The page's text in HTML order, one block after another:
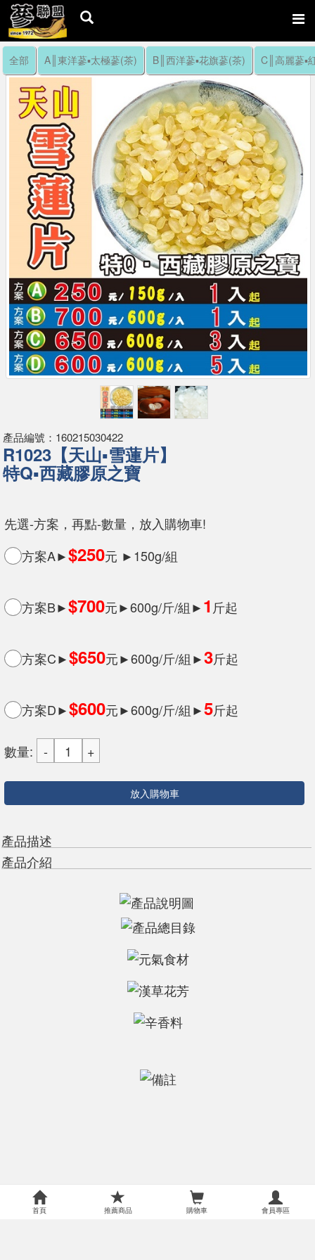
全部 A║東洋蔘▪太極蔘(茶) B║西洋蔘▪花旗蔘(茶) C║高麗蔘▪
產品編號：160215030422
R1023【天山▪雪蓮片】
特Q▪西藏膠原之寶
先選-方案，再點-數量，放入購物車!
方案A►$250元 ►150g/組
方案B►$700元►600g/斤/組►1 斤起
方案C►$650元►600g/斤/組►3斤起
方案D►$600元►600g/斤/組►5斤起
數量:
放入購物車
產品描述
產品介紹
首頁 推薦商品 購物車 會員專區